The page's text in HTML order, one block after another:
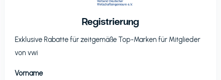
Registrierung
Exklusive Rabatte für zeitgemäße Top-Marken für Mitglieder
von vwi
Vorname